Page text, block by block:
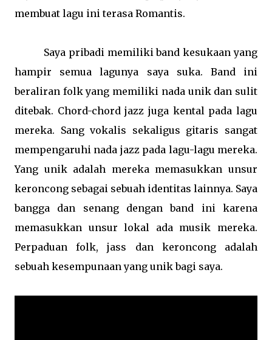
membuat lagu ini terasa Romantis.
Saya pribadi memiliki band kesukaan yang
hampir semua lagunya saya suka. Band ini
beraliran folk yang memiliki nada unik dan sulit
ditebak. Chord-chord jazz juga kental pada lagu
mereka. Sang vokalis sekaligus gitaris sangat
mempengaruhi nada jazz pada lagu-lagu mereka.
Yang unik adalah mereka memasukkan unsur
keroncong sebagai sebuah identitas lainnya. Saya
bangga dan senang dengan band ini karena
memasukkan unsur lokal ada musik mereka.
Perpaduan folk, jass dan keroncong adalah
sebuah kesempunaan yang unik bagi saya.